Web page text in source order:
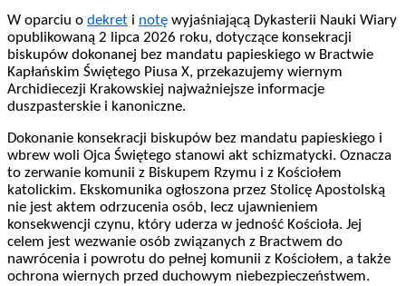
W oparciu o dekret i notę wyjaśniającą Dykasterii Nauki Wiary
opublikowaną 2 lipca 2026 roku, dotyczące konsekracji
biskupów dokonanej bez mandatu papieskiego w Bractwie
Kapłańskim Świętego Piusa X, przekazujemy wiernym
Archidiecezji Krakowskiej najważniejsze informacje
duszpasterskie i kanoniczne.
Dokonanie konsekracji biskupów bez mandatu papieskiego i
wbrew woli Ojca Świętego stanowi akt schizmatycki. Oznacza
to zerwanie komunii z Biskupem Rzymu i z Kościołem
katolickim. Ekskomunika ogłoszona przez Stolicę Apostolską
nie jest aktem odrzucenia osób, lecz ujawnieniem
konsekwencji czynu, który uderza w jedność Kościoła. Jej
celem jest wezwanie osób związanych z Bractwem do
nawrócenia i powrotu do pełnej komunii z Kościołem, a także
ochrona wiernych przed duchowym niebezpieczeństwem.